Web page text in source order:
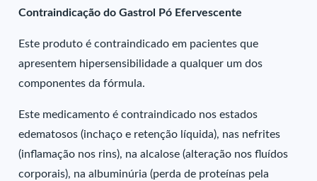
Contraindicação do Gastrol Pó Efervescente
Este produto é contraindicado em pacientes que
apresentem hipersensibilidade a qualquer um dos
componentes da fórmula.
Este medicamento é contraindicado nos estados
edematosos (inchaço e retenção líquida), nas nefrites
(inflamação nos rins), na alcalose (alteração nos fluídos
corporais), na albuminúria (perda de proteínas pela